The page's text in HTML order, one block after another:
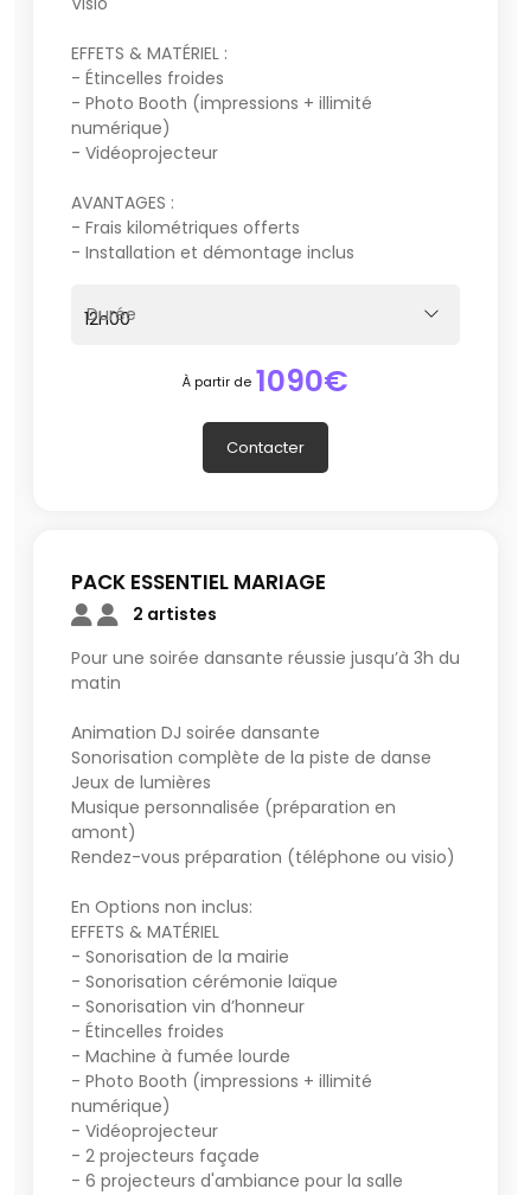
demande.
DJ Pomader vous accompagne dans tous vos
événements privés, publics et professionnels avec des
prestations entièrement personnalisées. Chaque
événement est préparé avec soin afin de créer une
ambiance qui vous ressemble, grâce à une
professionnel et un accompagnement de qualité.
Nous intervenons pour :
💍 Mariages
🏛️ Comités des fêtes
Nos prestations peuvent comprendre :
- Sonorisation de la mairie
- Sonorisation de cérémonie laïque
- Sonorisation du vin d'honneur
- Gestion des temps forts
- Programmation musicale personnalisée
- Sonorisation et éclairage professionnels
- Lumières d'ambiance (éclairage architectural)
- Photo Booth
- Étincelles froides
- Vidéoprojecteur
- Installation et démontage du matériel
- Accompagnement personnalisé avant votre
événement
Plusieurs formules sont disponibles afin de s'adapter à
tous les budgets.
Toutes nos prestations sont entièrement modulables :
choisissez le pack qui vous convient et ajoutez
uniquement les options dont vous avez besoin pour
créer un événement à votre image.
EFFETS & MATÉRIEL :
- Étincelles froides
- Photo Booth (impressions + illimité
numérique)
- Vidéoprojecteur
AVANTAGES :
- Frais kilométriques offerts
- Installation et démontage inclus
Durée
À partir de 1090€
Contacter
PACK ESSENTIEL MARIAGE
2 artistes
Pour une soirée dansante réussie jusqu’à 3h du
matin
Animation DJ soirée dansante
Sonorisation complète de la piste de danse
Jeux de lumières
Musique personnalisée (préparation en
amont)
Rendez-vous préparation (téléphone ou visio)
En Options non inclus:
EFFETS & MATÉRIEL
- Sonorisation de la mairie
- Sonorisation cérémonie laïque
- Sonorisation vin d’honneur
- Étincelles froides
- Machine à fumée lourde
- Photo Booth (impressions + illimité
numérique)
- Vidéoprojecteur
- 2 projecteurs façade
- 6 projecteurs d'ambiance pour la salle